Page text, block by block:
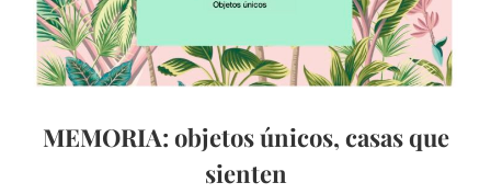
MEMORIA: objetos únicos, casas que
sienten